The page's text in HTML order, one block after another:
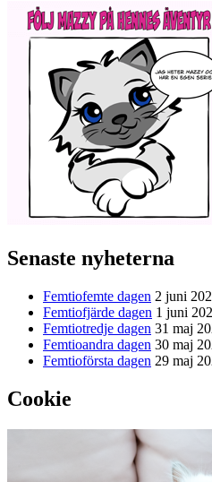
Senaste nyheterna
Femtiofemte dagen 2 juni
Femtiofjärde dagen 1 juni
Femtiotredje dagen 31 maj
Femtioandra dagen 30 maj
Femtioförsta dagen 29 maj
Cookie